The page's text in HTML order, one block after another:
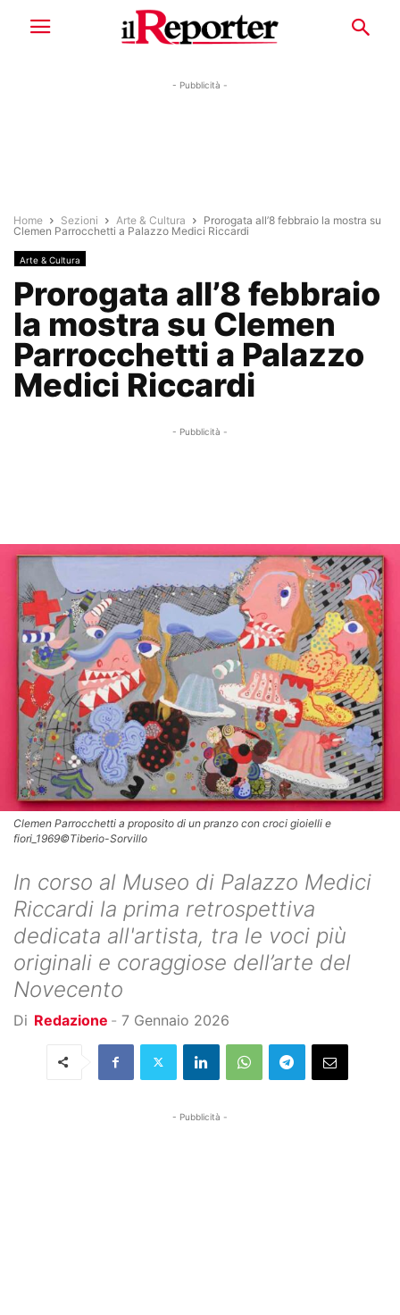
- Pubblicità -
Home Sezioni Arte & Cultura
Prorogata all’8 febbraio la mostra su
Clemen Parrocchetti a Palazzo Medici Riccardi
Arte & Cultura
Prorogata all’8 febbraio
la mostra su Clemen
Parrocchetti a Palazzo
Medici Riccardi
- Pubblicità -
Clemen Parrocchetti a proposito di un pranzo con croci gioielli e
fiori_1969©Tiberio-Sorvillo
In corso al Museo di Palazzo Medici
Riccardi la prima retrospettiva
dedicata all'artista, tra le voci più
originali e coraggiose dell’arte del
Novecento
Di Redazione - 7 Gennaio 2026
- Pubblicità -